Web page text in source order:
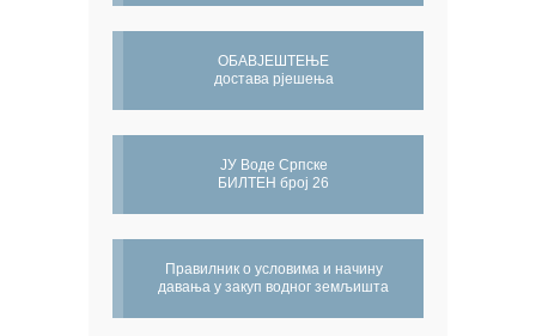
ОБАВЈЕШТЕЊЕ
достава рјешења
ЈУ Воде Српске
БИЛТЕН број 26
Правилник о условима и начину
давања у закуп водног земљишта